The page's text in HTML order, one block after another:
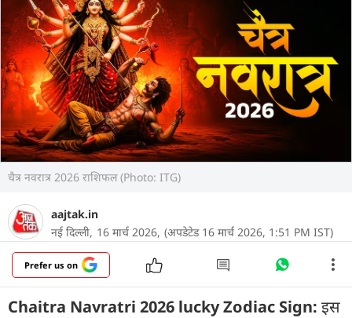
चैत्र नवरात्र 2026 राशिफल (Photo: ITG)
aajtak.in
नई दिल्ली, 16 मार्च 2026, (अपडेटेड 16 मार्च 2026, 1:51 PM IST)
Prefer us on
Chaitra Navratri 2026 lucky Zodiac Sign: इस